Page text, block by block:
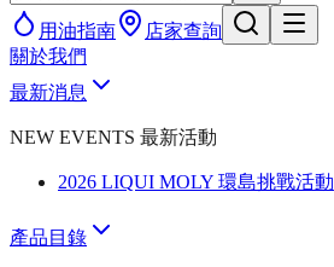
用油指南
店家查詢
關於我們
最新消息
NEW EVENTS 最新活動
2026 LIQUI MOLY 環島挑戰活動
產品目錄